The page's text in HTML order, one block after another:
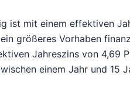
ist mit einem effektiven
größeres Vorhaben
Jahreszins von 4,69
einem Jahr und 15